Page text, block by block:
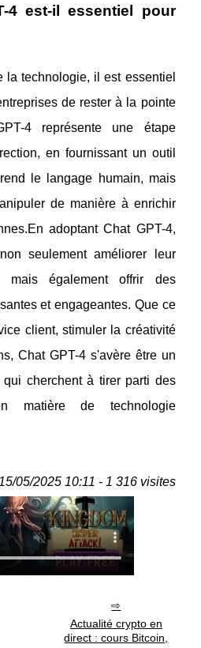
4 est-il essentiel pour
technologie, il est essentiel
de rester à la pointe
4 représente une étape
en fournissant un outil
le langage humain, mais
de manière à enrichir
adoptant Chat GPT-4,
seulement améliorer leur
mais également offrir des
et engageantes. Que ce
client, stimuler la créativité
Chat GPT-4 s'avère être un
cherchent à tirer parti des
matière de technologie
15/05/2025 10:11 - 1 316 visites
Actualité crypto en
direct : cours Bitcoin,